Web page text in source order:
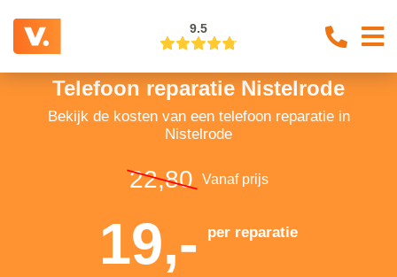
9.5
Telefoon reparatie Nistelrode
Bekijk de kosten van een telefoon reparatie in
Nistelrode
22,80 Vanaf prijs
19,- per reparatie